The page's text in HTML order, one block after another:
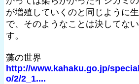
が増殖していくのと同じように
で、そのようなことは決してな
す。
藻の世界
http://www.kahaku.go.jp/
o/2/2_1....